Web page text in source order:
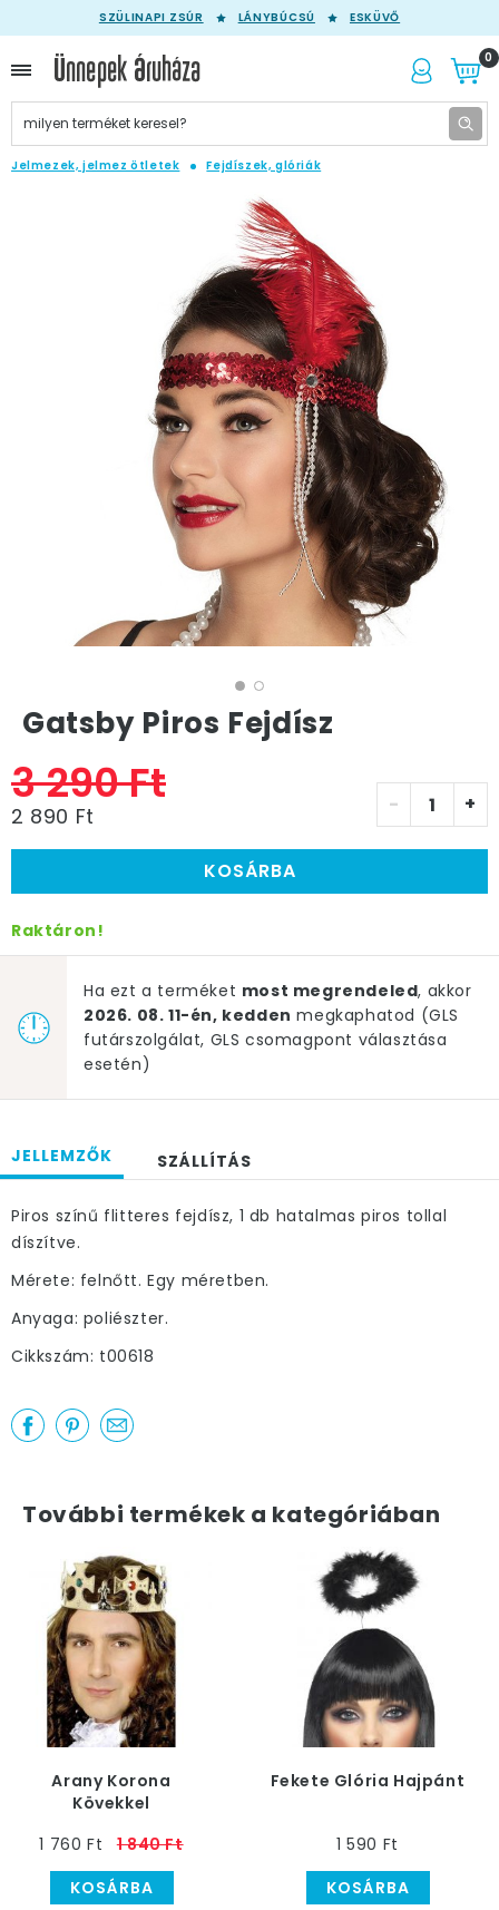
SZÜLINAPI ZSÚR LÁNYBÚCSÚ ESKÜVŐ
0
Jelmezek, jelmez ötletek Fejdíszek, glóriák
Gatsby Piros Fejdísz
3 290 Ft
2 890 Ft - +
KOSÁRBA
Raktáron!
Ha ezt a terméket most megrendeled, akkor
2026. 08. 11-én, kedden megkaphatod (GLS
futárszolgálat, GLS csomagpont választása
esetén)
JELLEMZŐK SZÁLLÍTÁS
Piros színű flitteres fejdísz, 1 db hatalmas piros tollal
díszítve.
Mérete: felnőtt. Egy méretben.
Anyaga: poliészter.
Cikkszám: t00618
További termékek a kategóriában
Arany Korona
Kövekkel
1 760 Ft
1 840 Ft
KOSÁRBA
Fekete Glória Hajpánt
1 590 Ft
KOSÁRBA